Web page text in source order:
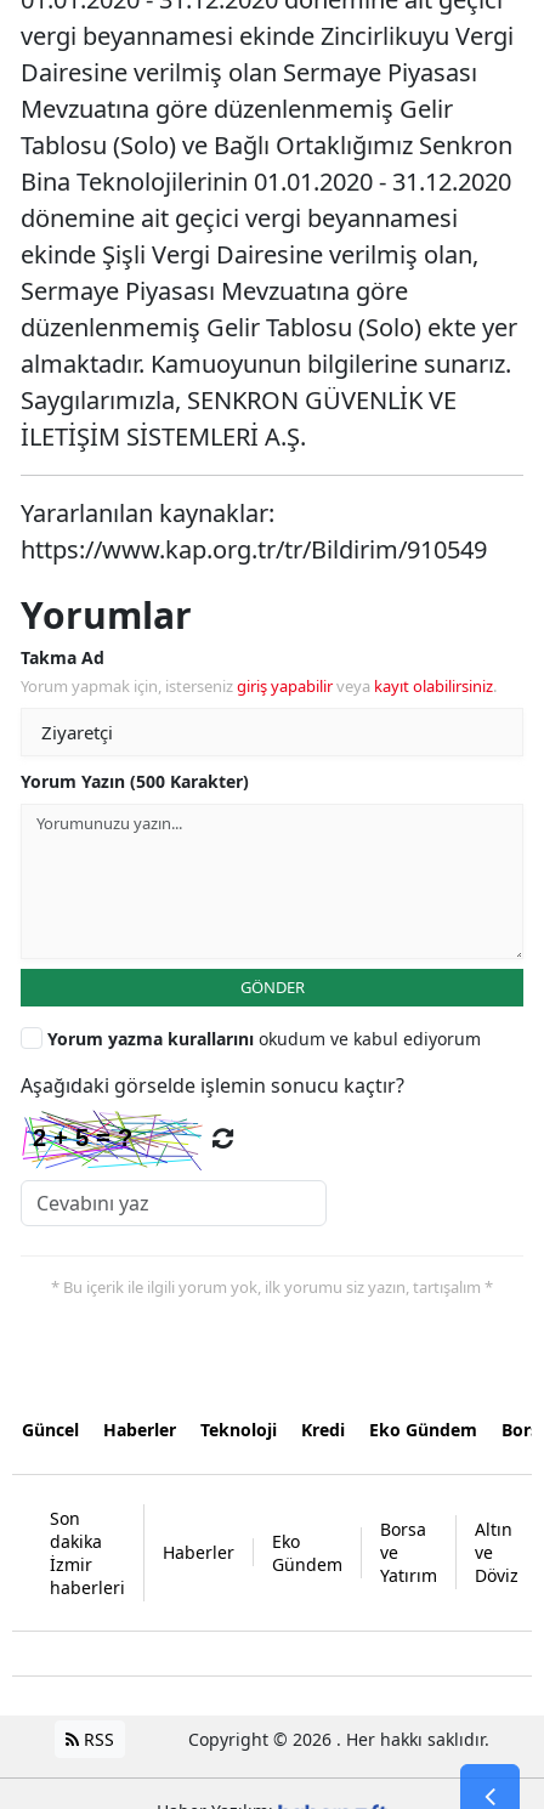
vergi beyannamesi ekinde Zincirlikuyu Vergi
Dairesine verilmiş olan Sermaye Piyasası
Mevzuatına göre düzenlenmemiş Gelir
Tablosu (Solo) ve Bağlı Ortaklığımız Senkron
Bina Teknolojilerinin 01.01.2020 - 31.12.2020
dönemine ait geçici vergi beyannamesi
ekinde Şişli Vergi Dairesine verilmiş olan,
Sermaye Piyasası Mevzuatına göre
düzenlenmemiş Gelir Tablosu (Solo) ekte yer
almaktadır. Kamuoyunun bilgilerine sunarız.
Saygılarımızla, SENKRON GÜVENLİK VE
İLETİŞİM SİSTEMLERİ A.Ş.
Yararlanılan kaynaklar:
https://www.kap.org.tr/tr/Bildirim/910549
Yorumlar
Takma Ad
Yorum yapmak için, istersenizgiriş yapabilirveya kayıt olabilirsiniz.
Yorum Yazın (500 Karakter)
GÖNDER
Yorum yazma kurallarını okudum ve kabul ediyorum
Aşağıdaki görselde işlemin sonucu kaçtır?
* Bu içerik ile ilgili yorum yok, ilk yorumu siz yazın, tartışalım *
Güncel Haberler Teknoloji Kredi Eko Gündem
Son
dakika
İzmir
haberleri
Haberler
Eko
Gündem
Borsa
ve
Yatırım
Altın
ve
Döviz
RSS Copyright © 2026 . Her hakkı saklıdır.